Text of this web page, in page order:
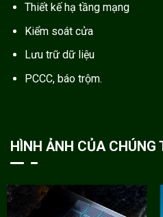
Thiết kế hạ tầng mạng
Kiểm soát cửa
Lưu trữ dữ liệu
PCCC, báo trộm.
HÌNH ẢNH CỦA CHÚNG